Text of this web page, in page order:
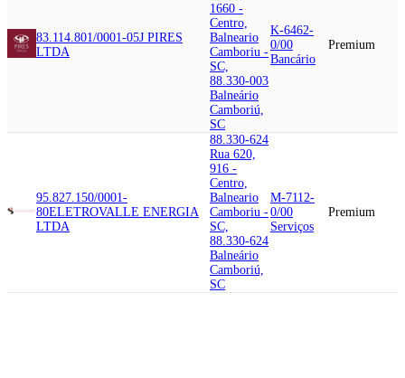
83.114.801/0001-05J PIRES
LTDA
1660 -
Centro,
Balneario
Camboriu -
SC,
88.330-003
Balneário
Camboriú,
SC
K-6462-
0/00
Bancário
Premium
95.827.150/0001-
80ELETROVALLE ENERGIA
LTDA
88.330-624
Rua 620,
916 -
Centro,
Balneario
Camboriu -
SC,
88.330-624
Balneário
Camboriú,
SC
M-7112-
0/00
Serviços
Premium